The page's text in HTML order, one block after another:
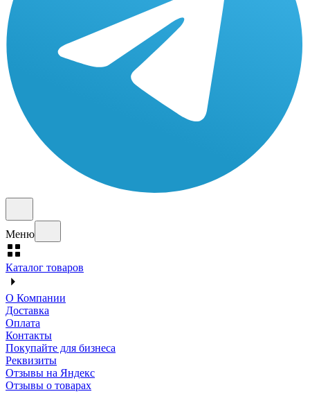
Меню
Каталог товаров
О Компании
Доставка
Оплата
Контакты
Покупайте для бизнеса
Реквизиты
Отзывы на Яндекс
Отзывы о товарах